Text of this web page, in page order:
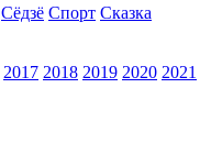
Сёдзё Спорт Сказка
2017 2018 2019 2020 2021